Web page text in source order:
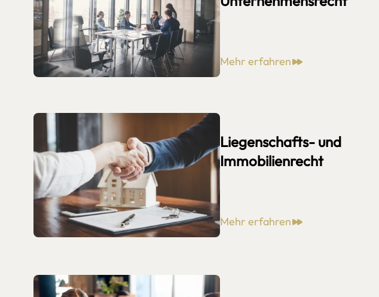
Mehr erfahren
Liegenschafts- und
Immobilienrecht
Mehr erfahren